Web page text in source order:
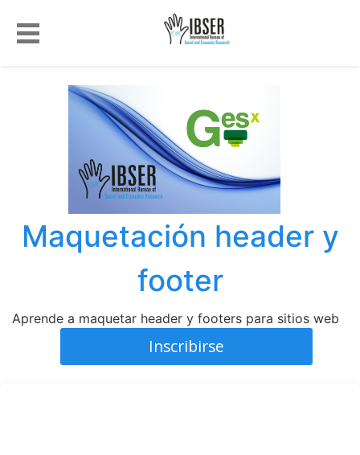
Maquetación header y
footer
Aprende a maquetar header y footers para sitios web
Inscribirse